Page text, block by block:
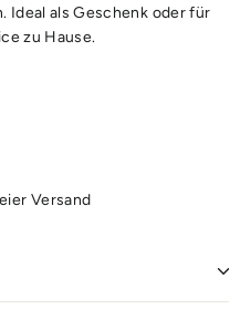
Ideal als Geschenk oder für
zu Hause.
Versand